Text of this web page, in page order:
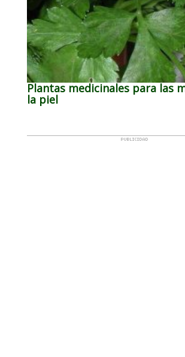
Plantas medicinales para las
la piel